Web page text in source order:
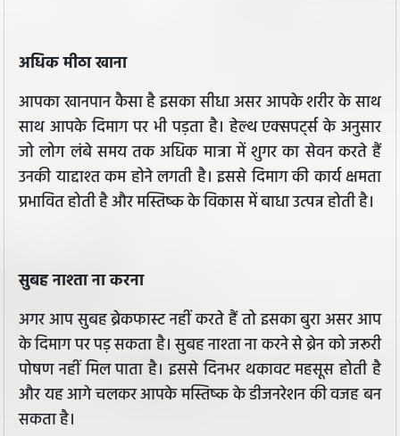
अधिक मीठा खाना
आपका खानपान कैसा है इसका सीधा असर आपके शरीर के साथ
साथ आपके दिमाग पर भी पड़ता है। हेल्थ एक्सपर्ट्स के अनुसार
जो लोग लंबे समय तक अधिक मात्रा में शुगर का सेवन करते हैं
उनकी याद्दाश्त कम होने लगती है। इससे दिमाग की कार्य क्षमता
प्रभावित होती है और मस्तिष्क के विकास में बाधा उत्पन्न होती है।
सुबह नाश्ता ना करना
अगर आप सुबह ब्रेकफास्ट नहीं करते हैं तो इसका बुरा असर आप
के दिमाग पर पड़ सकता है। सुबह नाश्ता ना करने से ब्रेन को जरूरी
पोषण नहीं मिल पाता है। इससे दिनभर थकावट महसूस होती है
और यह आगे चलकर आपके मस्तिष्क के डीजनरेशन की वजह बन
सकता है।